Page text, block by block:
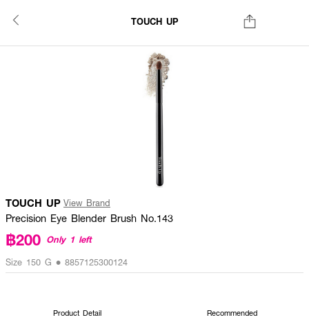
TOUCH UP
TOUCH UP View Brand
Precision Eye Blender Brush No.143
฿200 Only 1 left
Size 150 G • 8857125300124
Product Detail Recommended